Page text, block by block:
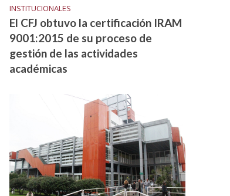
INSTITUCIONALES
El CFJ obtuvo la certificación IRAM
9001:2015 de su proceso de
gestión de las actividades
académicas